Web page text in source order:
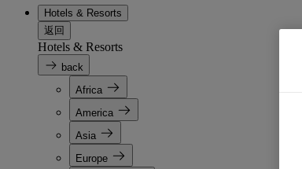
Hotels & Resorts
返回
Hotels & Resorts
back
Africa
America
Asia
Europe